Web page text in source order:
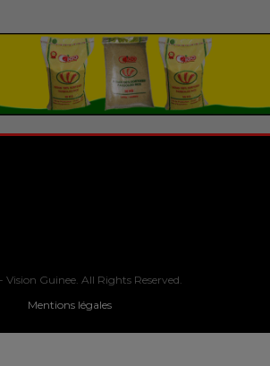
Guinee. All Rights Reserved.
Mentions légales